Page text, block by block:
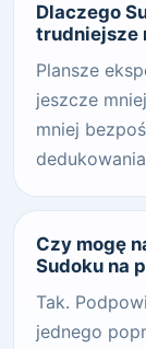
Dlaczego
trudniejsze
Plansze
jeszcze
mniej
Czy mogę
Sudoku na
Tak.
jednego